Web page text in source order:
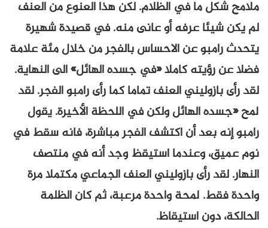
ملامح شكل ما في الظلام. لكن هذا العنوع من العنف
لم يكن شيئا عرفه أو عانى منه. في قصيدة شهيرة
يتحدث رامبو عن الاحساس بالفجر من خلال مئة علامة
فضلا عن رؤيته كاملا «في جسده الهائل» الى النهاية.
لقد رأى بازوليني العنف تماما كما رأى رامبو الفجر. لقد
لمح «جسده الهائل ولكن في اللحظة الأخيرة. يقول
رامبو إنه بعد أن اكتشف الفجر مباشرة، فانه سقط في
نوم عميق، وعندما استيقظ وجد أنه في منتصف
النهار. لقد رأى بازوليني العنف الجماعي مكتملا مرة
واحدة فقط. لمحة واحدة مرعبة، ثم كان الظلمة
الحالكة، دون استيقاظ.